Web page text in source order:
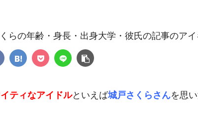
ティなアイドルといえば城戸さくらさんを思